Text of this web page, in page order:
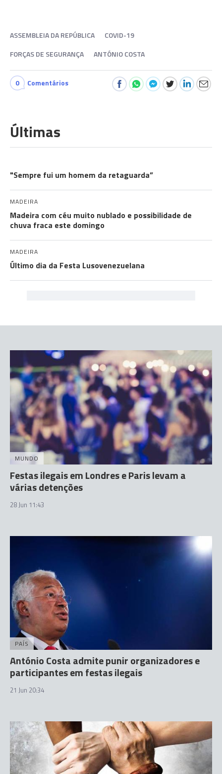
ASSEMBLEIA DA REPÚBLICA
COVID-19
FORÇAS DE SEGURANÇA
ANTÓNIO COSTA
0 Comentários
Últimas
"Sempre fui um homem da retaguarda”
MADEIRA
Madeira com céu muito nublado e possibilidade de
chuva fraca este domingo
MADEIRA
Último dia da Festa Lusovenezuelana
MUNDO
Festas ilegais em Londres e Paris levam a
várias detenções
28 Jun 11:43
PAÍS
António Costa admite punir organizadores e
participantes em festas ilegais
21 Jun 20:34